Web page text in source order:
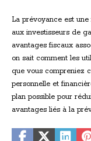
La prévoyance est
aux investisseurs de
avantages fiscaux
on sait comment les
que vous compreniez
personnelle et
plan possible pour
avantages liés à la